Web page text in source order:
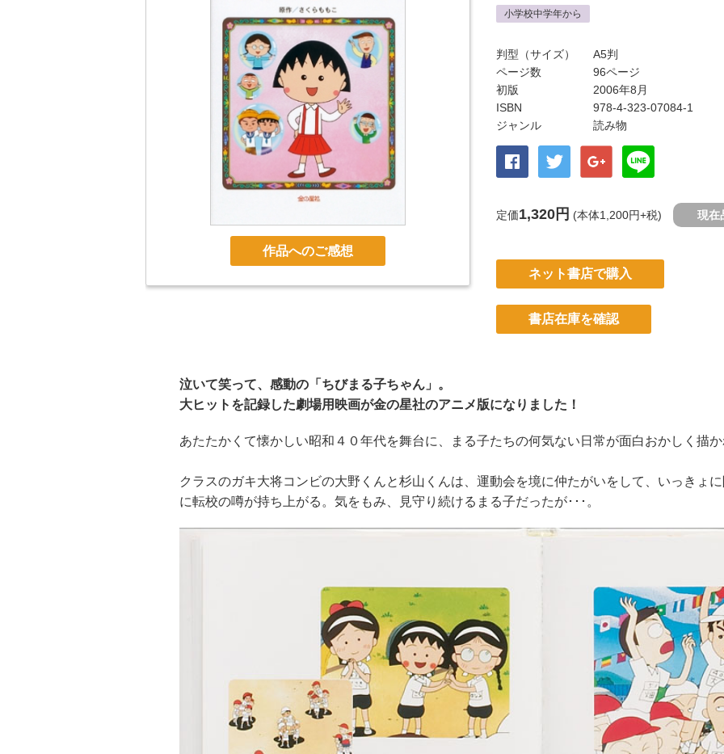
作品へのご感想
小学校中学年から
判型（サイズ）
A5判
ページ数
96ページ
初版
2006年8月
ISBN
978-4-323-07084-1
ジャンル
読み物
定価1,320円 (本体1,200円+税) 現在
ネット書店で購入
書店在庫を確認
泣いて笑って、感動の「ちびまる子ちゃん」。
大ヒットを記録した劇場用映画が金の星社のアニメ版になりました！
あたたかくて懐かしい昭和４０年代を舞台に、まる子たちの何気ない日常が面白おかしく描
クラスのガキ大将コンビの大野くんと杉山くんは、運動会を境に仲たがいをして、いっきょ
に転校の噂が持ち上がる。気をもみ、見守り続けるまる子だったが･･･。